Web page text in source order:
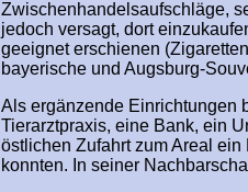
Zwischenhandelsaufschläge,
jedoch versagt, dort
geeignet erschienen
bayerische und Augsburg-
Als ergänzende Einrichtungen
Tierarztpraxis, eine Bank, ein
östlichen Zufahrt zum Areal
konnten. In seiner